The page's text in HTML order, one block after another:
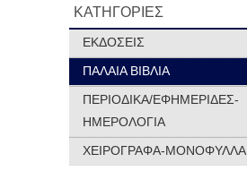
ΚΑΤΗΓΟΡΙΕΣ
ΕΚΔΟΣΕΙΣ
ΠΑΛΑΙΑ ΒΙΒΛΙΑ
ΠΕΡΙΟΔΙΚΑ/ΕΦΗΜΕΡΙΔΕΣ-
ΗΜΕΡΟΛΟΓΙΑ
ΧΕΙΡΟΓΡΑΦΑ-ΜΟΝΟΦΥΛΛΑ